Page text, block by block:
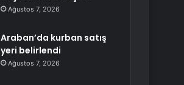
Ağustos 7, 2026
Araban’da kurban satış
yeri belirlendi
Ağustos 7, 2026